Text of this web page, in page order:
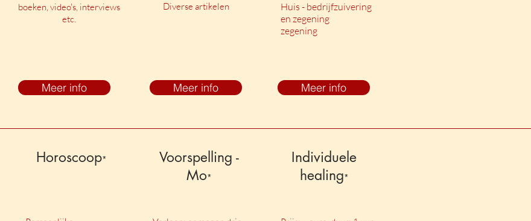
boeken, video's, interviews
etc.
Diverse artikelen
Huis - bedrijfzuivering
en zegening
zegening
Meer info Meer info Meer info
Horoscoop*
Voorspelling -
Mo*
Individuele
healing*